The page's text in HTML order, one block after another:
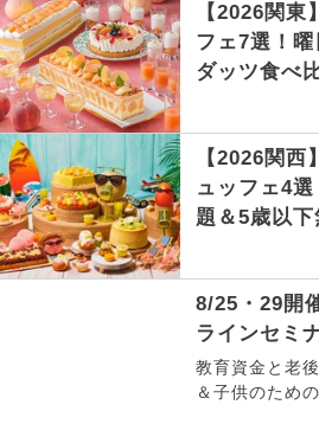
【2026関東
フェ7選！
ダッツ食べ
【2026関
ュッフェ4
題＆5歳以下
8/25・29開
ラインセミ
教育資金と老
＆子供のため